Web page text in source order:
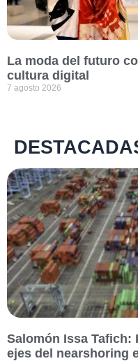
La moda del futuro
cultura digital
7 agosto 2026
Salomón Issa Tafich:
ejes del nearshoring